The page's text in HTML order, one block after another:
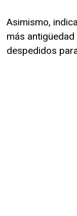
Asimismo,
más
despedidos